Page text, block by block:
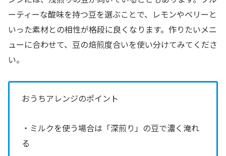
ーティーな酸味を持つ豆を選ぶことで、レモンやベリーと
いった素材との相性が格段に良くなります。作りたいメニ
ューに合わせて、豆の焙煎度合いを使い分けてみてくださ
い。
おうちアレンジのポイント
・ミルクを使う場合は「深煎り」の豆で濃く淹れ
る